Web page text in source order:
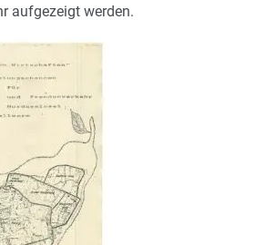
aufgezeigt werden.